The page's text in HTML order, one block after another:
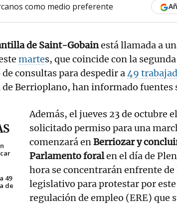
como medio preferente
de Saint-Gobainestá llamada a
martes, que coincide con la
consultas para despedir a49
Berrioplano, han informado fuentes
49
de
Además, el jueves 23 de octubre
solicitado permiso para una
comenzará enBerriozar y
Parlamento foralen el día de
hora se concentrarán enfrente de
legislativo para protestar por
regulación de empleo (ERE) que